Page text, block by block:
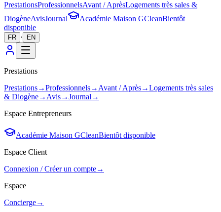
PrestationsProfessionnelsAvant / AprèsLogements très sales &
DiogèneAvisJournal Académie Maison GCleanBientôt
disponible
FR · EN
Prestations
Prestations→Professionnels→ Avant / Après→Logements très sales
& Diogène→ Avis→Journal →
Espace Entrepreneurs
Académie Maison GCleanBientôt disponible
Espace Client
Connexion / Créer un compte→
Espace
Concierge→